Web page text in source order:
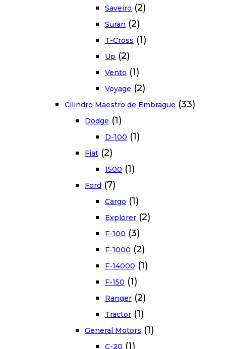
Saveiro (2)
Suran (2)
T-Cross (1)
Up (2)
Vento (1)
Voyage (2)
Cilindro Maestro de Embrague (33)
Dodge (1)
D-100 (1)
Fiat (2)
1500 (1)
Ford (7)
Cargo (1)
Explorer (2)
F-100 (3)
F-1000 (2)
F-14000 (1)
F-150 (1)
Ranger (2)
Tractor (1)
General Motors (1)
C-20 (1)